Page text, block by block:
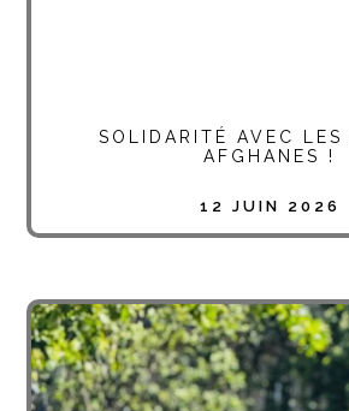
SOLIDARITÉ AVEC LES
AFGHANES !
12 JUIN 2026